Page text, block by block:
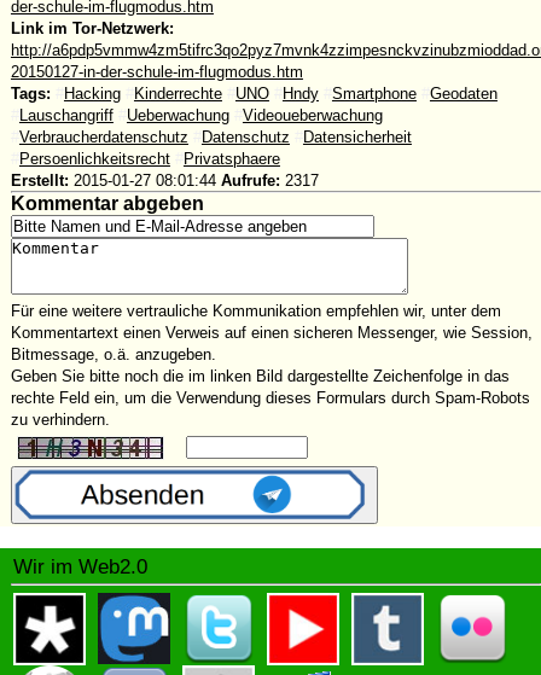
der-schule-im-flugmodus.htm
Link im Tor-Netzwerk:
http://
20150127-in-der-schule-im-flugmodus.htm
Tags:
Hacking Kinderrechte UNO Hndy Smartphone
Geodaten
Lauschangriff Ueberwachung
Videoueberwachung
Verbraucherdatenschutz Datenschutz
Datensicherheit
Persoenlichkeitsrecht
Privatsphaere
Erstellt: 2015-01-27 08:01:44 Aufrufe: 2317
Kommentar abgeben
Für eine weitere vertrauliche Kommunikation empfehlen wir, unter dem
Kommentartext einen Verweis auf einen sicheren Messenger, wie Session,
Bitmessage, o.ä. anzugeben.
Geben Sie bitte noch die im linken Bild dargestellte Zeichenfolge in das
rechte Feld ein, um die Verwendung dieses Formulars durch Spam-Robots
zu verhindern.
Wir im Web2.0